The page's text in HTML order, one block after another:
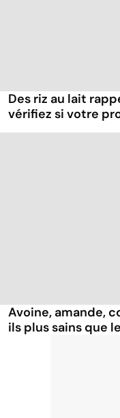
Des riz au lait
vérifiez si votre
Avoine, amande,
ils plus sains que